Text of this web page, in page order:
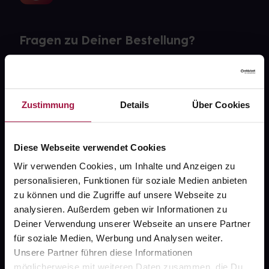
Zustimmung Details Über Cookies
Diese Webseite verwendet Cookies
Wir verwenden Cookies, um Inhalte und Anzeigen zu
personalisieren, Funktionen für soziale Medien anbieten
zu können und die Zugriffe auf unsere Webseite zu
analysieren. Außerdem geben wir Informationen zu
Deiner Verwendung unserer Webseite an unsere Partner
für soziale Medien, Werbung und Analysen weiter.
Unsere Partner führen diese Informationen
Fragen zu Deiner Bestellung?
Über uns
Karriere